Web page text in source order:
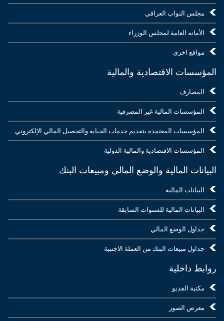
مجلس النواب العراقي
الأمانه العامة لمجلس الوزراء
مواقع اخرى
المؤسسات الاقتصادية والمالية
المصارف
المؤسسات المالية غير المصرفية
المؤسسات المعتمدة بتقديم خدمات الجباية والتحصيل المالي الإلكتروني
المؤسسات الاقتصادية والمالية الدولية
البيانات المالية والوضع المالي ومبيعات البنك
البيانات المالية
البيانات المالية للسنوات السابقة
جداول الوضع المالي
جداول مبيعات البنك من العملة الاجنبية
روابط داخلية
مكتبة الفديو
معرض الصور